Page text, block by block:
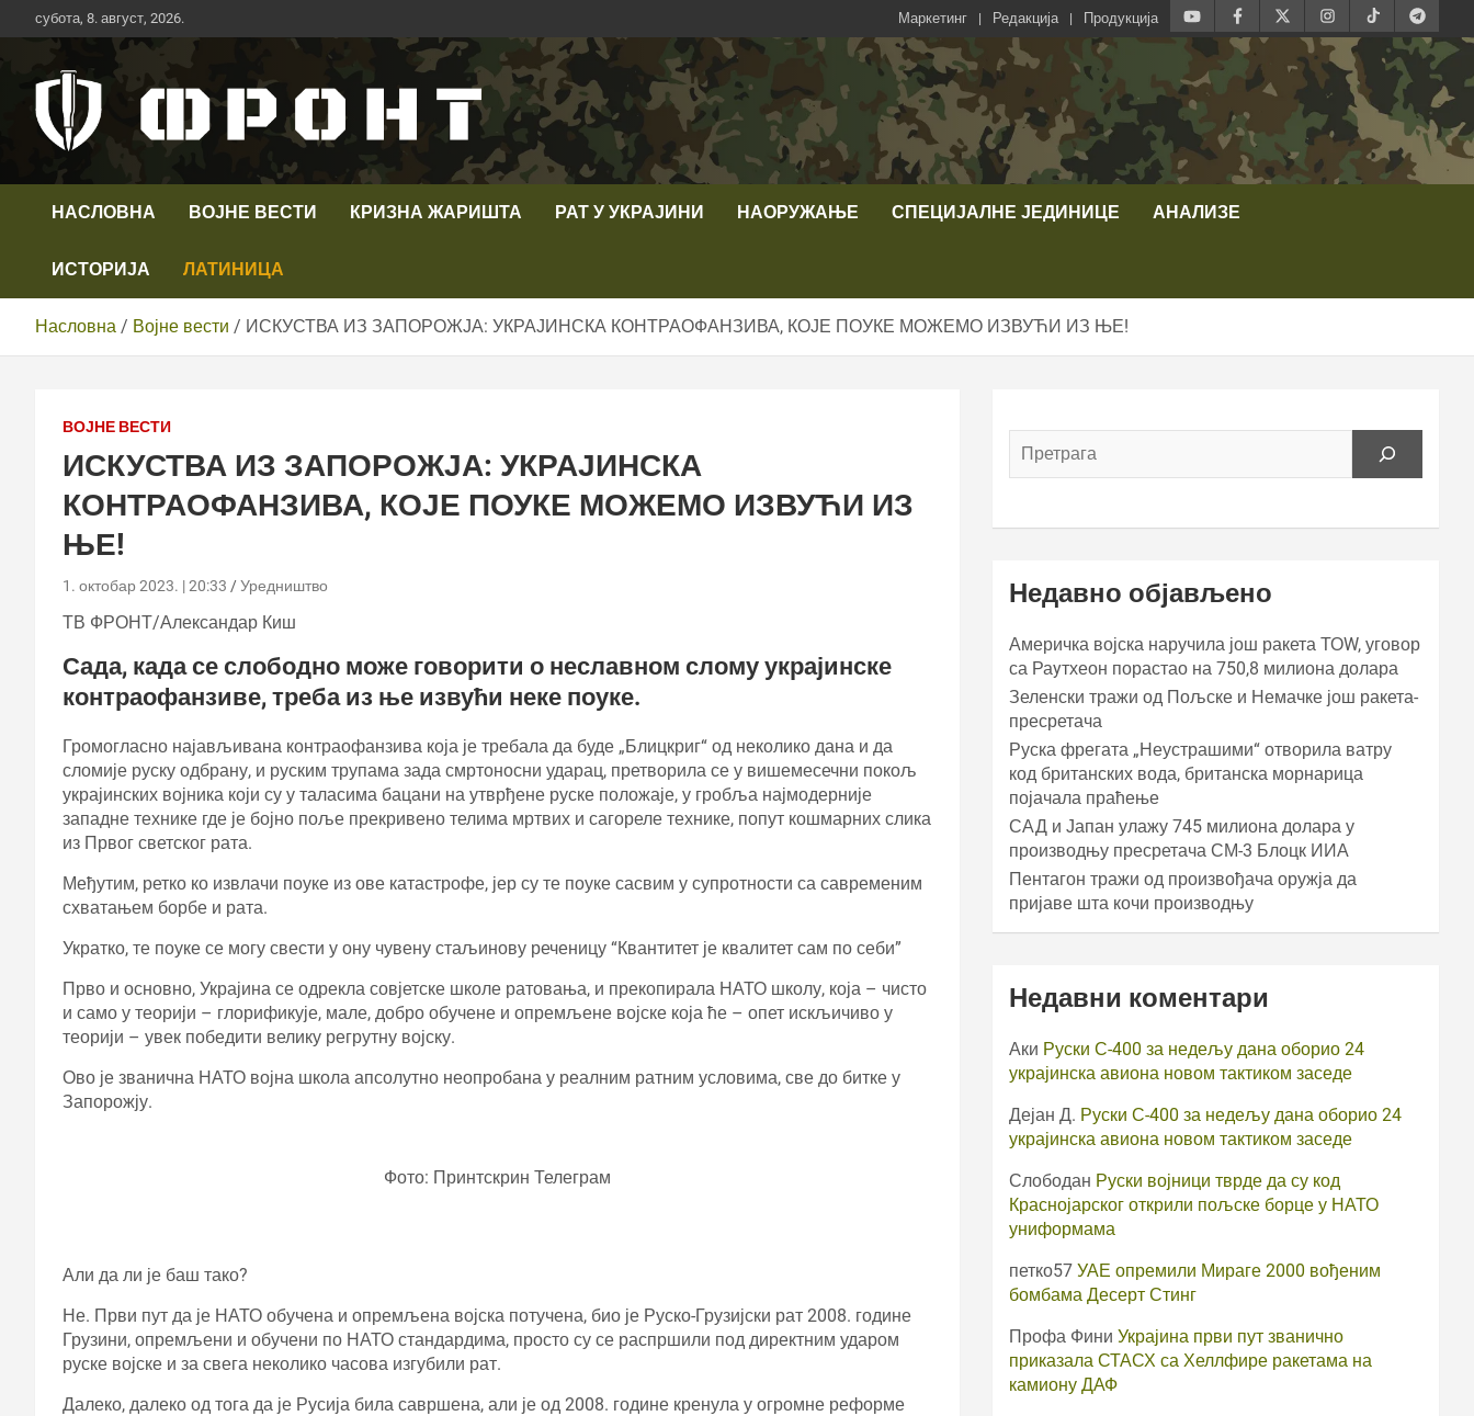
Скип
то
субота, 8. август, 2026. Маркетинг Редакција Продукција
Телевизија ФРОНТ
НАСЛОВНА ВОЈНЕ ВЕСТИ КРИЗНА ЖАРИШТА РАТ У УКРАЈИНИ НАОРУЖАЊЕ СПЕЦИЈАЛНЕ ЈЕДИНИЦЕ АНАЛИЗЕ
ИСТОРИЈА ЛАТИНИЦА
Насловна Војне вести ИСКУСТВА ИЗ ЗАПОРОЖЈА: УКРАЈИНСКА КОНТРАОФАНЗИВА, КОЈЕ ПОУКЕ МОЖЕМО ИЗВУЋИ ИЗ ЊЕ!
ВОЈНЕ ВЕСТИ
ИСКУСТВА ИЗ ЗАПОРОЖЈА: УКРАЈИНСКА
КОНТРАОФАНЗИВА, КОЈЕ ПОУКЕ МОЖЕМО ИЗВУЋИ ИЗ
ЊЕ!
1. октобар 2023. | 20:33 Уредништво
ТВ ФРОНТ/Александар Киш
Сада, када се слободно може говорити о неславном слому украјинске
контраофанзиве, треба из ње извући неке поуке.
Громогласно најављивана контраофанзива која је требала да буде „Блицкриг“ од неколико дана и да
сломије руску одбрану, и руским трупама зада смртоносни ударац, претворила се у вишемесечни покољ
украјинских војника који су у таласима бацани на утврђене руске положаје, у гробља најмодерније
западне технике где је бојно поље прекривено телима мртвих и сагореле технике, попут кошмарних слика
из Првог светског рата.
Међутим, ретко ко извлачи поуке из ове катастрофе, јер су те поуке сасвим у супротности са савременим
схватањем борбе и рата.
Укратко, те поуке се могу свести у ону чувену стаљинову реченицу “Квантитет је квалитет сам по себи”
Прво и основно, Украјина се одрекла совјетске школе ратовања, и прекопирала НАТО школу, која – чисто
и само у теорији – глорификује, мале, добро обучене и опремљене војске која ће – опет искљичиво у
теорији – увек победити велику регрутну војску.
Ово је званична НАТО војна школа апсолутно неопробана у реалним ратним условима, све до битке у
Запорожју.
Фото: Принтскрин Телеграм
Али да ли је баш тако?
Не. Први пут да је НАТО обучена и опремљена војска потучена, био је Руско-Грузијски рат 2008. године
Грузини, опремљени и обучени по НАТО стандардима, просто су се распршили под директним ударом
руске војске и за свега неколико часова изгубили рат.
Далеко, далеко од тога да је Русија била савршена, али је од 2008. године кренула у огромне реформе
Недавно објављено
Америчка војска наручила још ракета ТОW, уговор
са Раyтхеон порастао на 750,8 милиона долара
Зеленски тражи од Пољске и Немачке још ракета-
пресретача
Руска фрегата „Неустрашими“ отворила ватру
код британских вода, британска морнарица
појачала праћење
САД и Јапан улажу 745 милиона долара у
производњу пресретача СМ-3 Блоцк ИИА
Пентагон тражи од произвођача оружја да
пријаве шта кочи производњу
Недавни коментари
Аки Руски С-400 за недељу дана оборио 24
украјинска авиона новом тактиком заседе
Дејан Д. Руски С-400 за недељу дана оборио 24
украјинска авиона новом тактиком заседе
Слободан Руски војници тврде да су код
Краснојарског открили пољске борце у НАТО
униформама
петко57 УАЕ опремили Мираге 2000 вођеним
бомбама Десерт Стинг
Профа Фини Украјина први пут званично
приказала СТАСХ са Хеллфире ракетама на
камиону ДАФ